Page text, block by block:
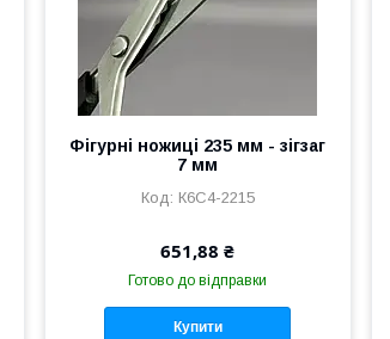
Фігурні ножиці 235 мм - зігзаг
7 мм
К6С4-2215
651,88 ₴
Готово до відправки
Купити